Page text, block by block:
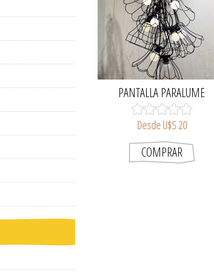
PANTALLA PARALUME
Desde U$S 20